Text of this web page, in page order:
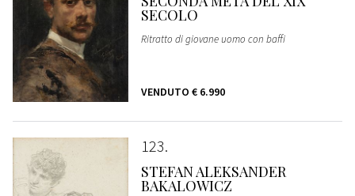
SECOLO
Ritratto di giovane uomo con baffi
VENDUTO € 6.990
123
STEFAN ALEKSANDER
BAKALOWICZ